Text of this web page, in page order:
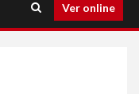
Ver online